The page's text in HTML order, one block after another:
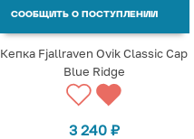
СООБЩИТЬ О ПОСТУПЛЕНИИ
Кепка Fjallraven Ovik Classic Cap
Blue Ridge
3 240 ₽